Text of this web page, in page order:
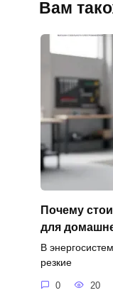
Вам
Почему
для
В
резкие
0 20